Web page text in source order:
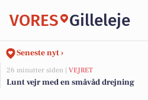
VORES Gilleleje
Seneste nyt ›
26 minutter siden | VEJRET
Lunt vejr med en småvåd drejning